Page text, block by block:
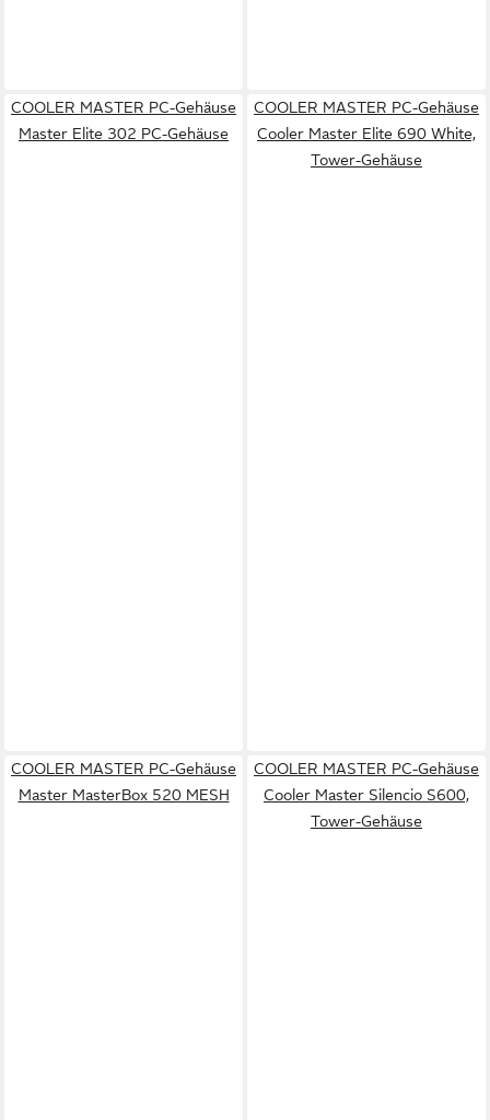
COOLER MASTER PC-Gehäuse
Master Elite 302 PC-Gehäuse
COOLER MASTER PC-Gehäuse
Cooler Master Elite 690 White,
Tower-Gehäuse
COOLER MASTER PC-Gehäuse
Master MasterBox 520 MESH
COOLER MASTER PC-Gehäuse
Cooler Master Silencio S600,
Tower-Gehäuse